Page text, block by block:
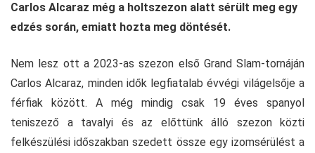
Carlos Alcaraz még a holtszezon alatt sérült meg egy
edzés során, emiatt hozta meg döntését.
Nem lesz ott a 2023-as szezon első Grand Slam-tornáján
Carlos Alcaraz, minden idők legfiatalab évvégi világelsője a
férfiak között. A még mindig csak 19 éves spanyol
teniszező a tavalyi és az előttünk álló szezon közti
felkészülési időszakban szedett össze egy izomsérülést a